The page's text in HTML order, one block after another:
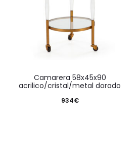
camarera 58x45x90
acrilico/cristal/metal dorado
934€